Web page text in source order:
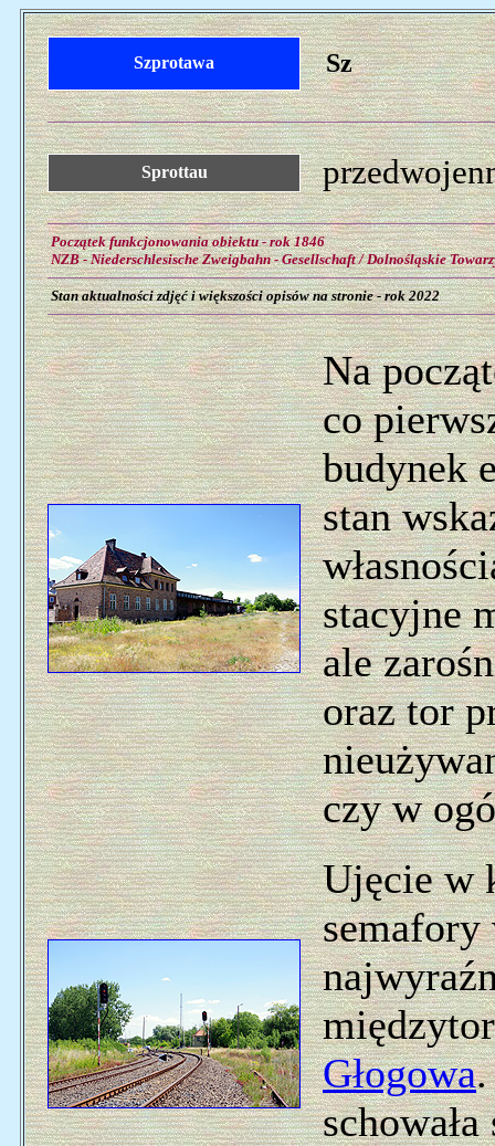
Szprotawa Sz
Sprottau
Początek funkcjonowania obiektu - rok 1846
NZB - Niederschlesische Zweigbahn - Gesellschaft / Dolnośląskie
Stan aktualności zdjęć i większości opisów na stronie - rok 2022
Na
co
budynek
stan
stacyjne
ale
oraz tor
czy w
Ujęcie w
Głogowa